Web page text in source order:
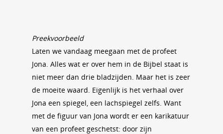
Preekvoorbeeld
Laten we vandaag meegaan met de profeet
Jona. Alles wat er over hem in de Bijbel staat is
niet meer dan drie bladzijden. Maar het is zeer
de moeite waard. Eigenlijk is het verhaal over
Jona een spiegel, een lachspiegel zelfs. Want
met de figuur van Jona wordt er een karikatuur
van een profeet geschetst: door zijn